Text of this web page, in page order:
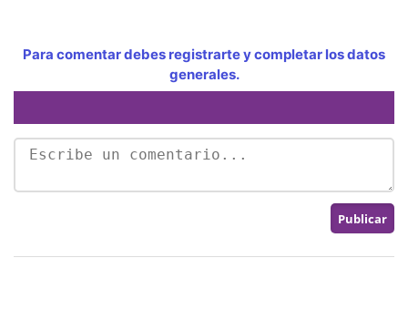
Para comentar debes registrarte y completar los datos
generales.